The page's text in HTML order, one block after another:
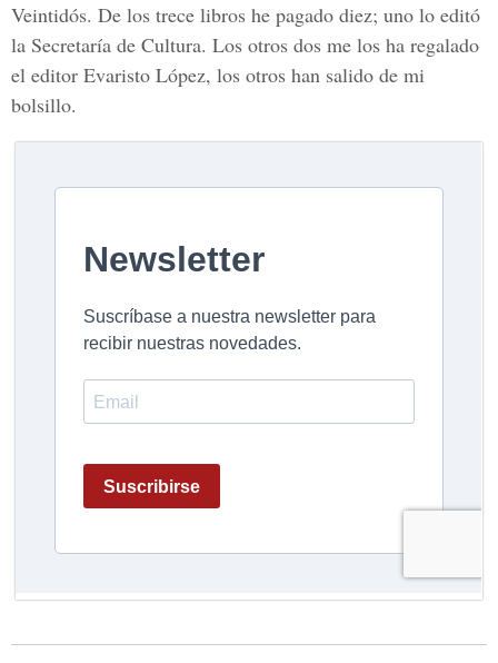
Veintidós. De los trece libros he pagado diez; uno lo editó
la Secretaría de Cultura. Los otros dos me los ha regalado
el editor Evaristo López, los otros han salido de mi
bolsillo.